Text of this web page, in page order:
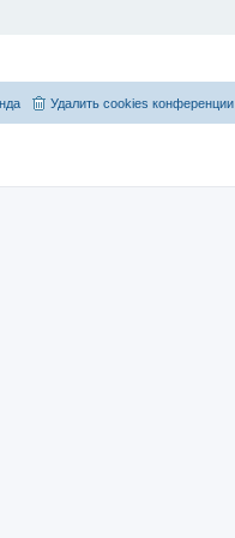
Удалить cookies конференции